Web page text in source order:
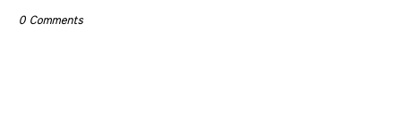
0 Comments